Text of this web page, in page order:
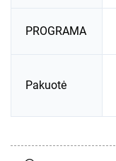
PROGRAMA
Pakuotė